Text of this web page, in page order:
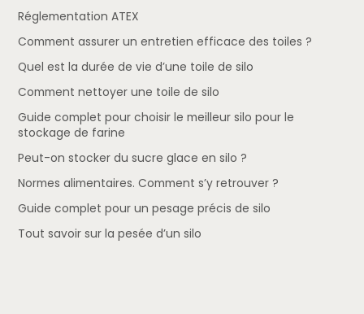
Réglementation ATEX
Comment assurer un entretien efficace des toiles ?
Quel est la durée de vie d’une toile de silo
Comment nettoyer une toile de silo
Guide complet pour choisir le meilleur silo pour le
stockage de farine
Peut-on stocker du sucre glace en silo ?
Normes alimentaires. Comment s’y retrouver ?
Guide complet pour un pesage précis de silo
Tout savoir sur la pesée d’un silo